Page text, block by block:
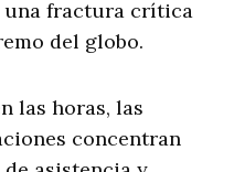
una fractura crítica
del globo.
las horas, las
concentran